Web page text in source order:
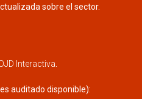
sobre el sector.
Interactiva.
auditado disponible):